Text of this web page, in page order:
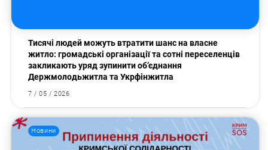
Тисячі людей можуть втратити шанс на власне
житло: громадські організації та сотні переселенців
закликають уряд зупинити об’єднання
Держмолодьжитла та Укрфінжитла
7 / 05 / 2026
Новини